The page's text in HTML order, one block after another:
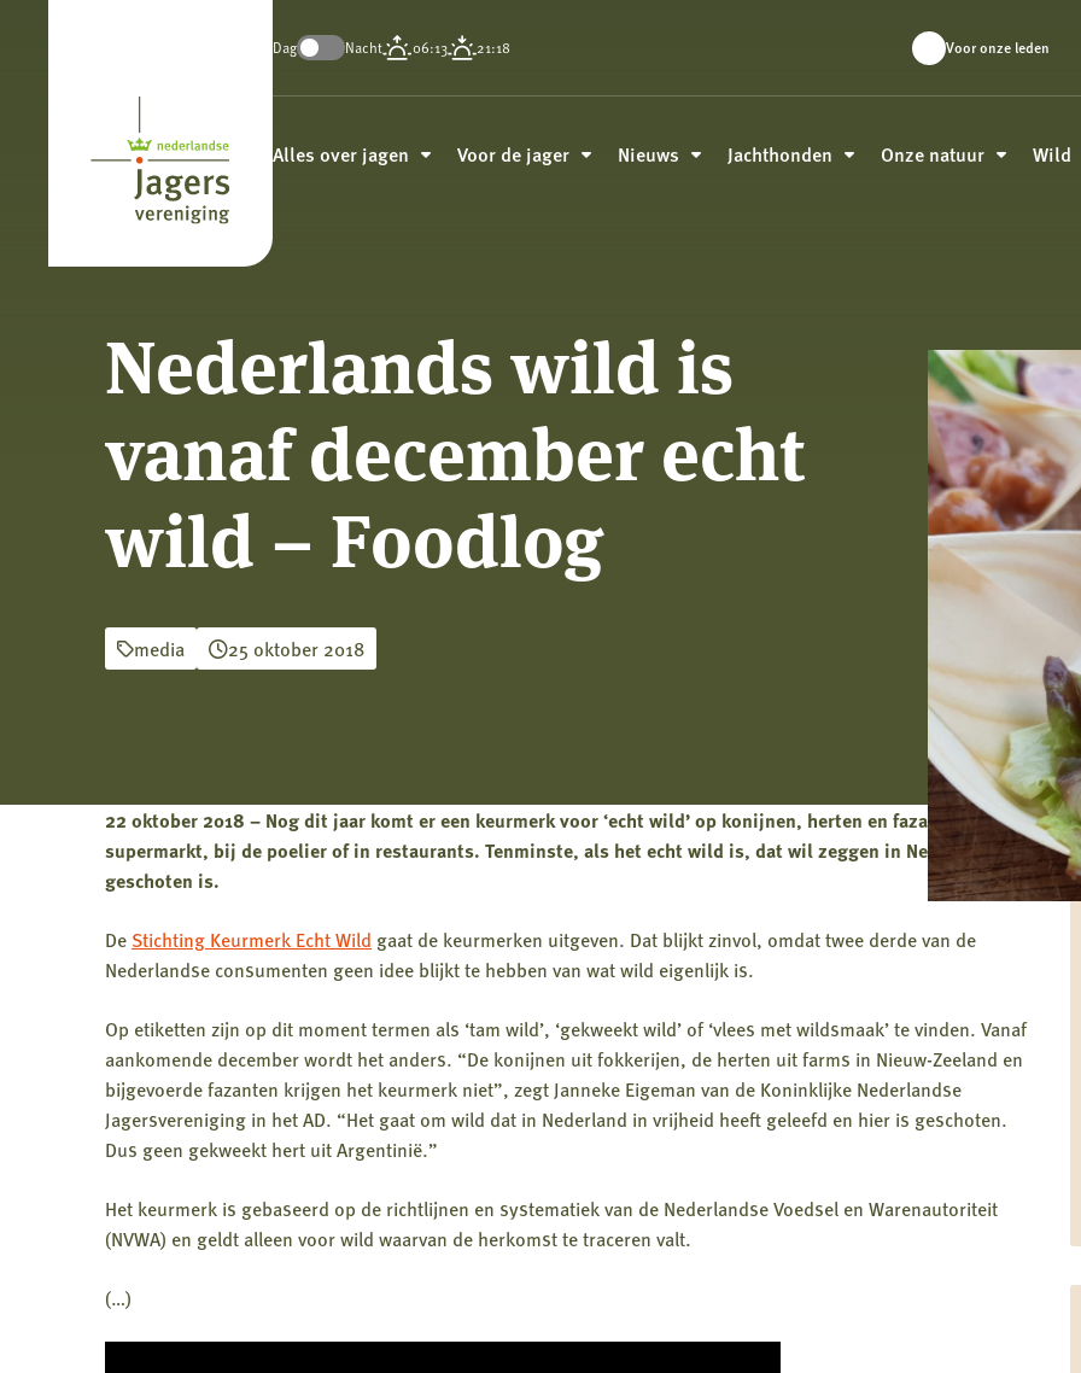
Nederlandse
Jagersvereniging
Dag Nacht 06:13 21:18 Voor onze leden
Alles over jagen Voor de jager Nieuws Jachthonden Onze natuur Wild
Nederlands wild is
vanaf december echt
wild – Foodlog
media 25 oktober 2018
22 oktober 2018 – Nog dit jaar komt er een keurmerk voor ‘echt wild’ op konijnen, herten en fazanten in de
supermarkt, bij de poelier of in restaurants. Tenminste, als het echt wild is, dat wil zeggen in Nederland
geschoten is.
De Stichting Keurmerk Echt Wild gaat de keurmerken uitgeven. Dat blijkt zinvol, omdat twee derde van de
Nederlandse consumenten geen idee blijkt te hebben van wat wild eigenlijk is.
Op etiketten zijn op dit moment termen als ‘tam wild’, ‘gekweekt wild’ of ‘vlees met wildsmaak’ te vinden. Vanaf
aankomende december wordt het anders. “De konijnen uit fokkerijen, de herten uit farms in Nieuw-Zeeland en
bijgevoerde fazanten krijgen het keurmerk niet”, zegt Janneke Eigeman van de Koninklijke Nederlandse
Jagersvereniging in het AD. “Het gaat om wild dat in Nederland in vrijheid heeft geleefd en hier is geschoten.
Dus geen gekweekt hert uit Argentinië.”
Het keurmerk is gebaseerd op de richtlijnen en systematiek van de Nederlandse Voedsel en Warenautoriteit
(NVWA) en geldt alleen voor wild waarvan de herkomst te traceren valt.
(…)